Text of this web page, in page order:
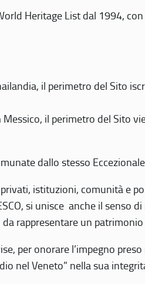
Heritage List dal 1994,
il perimetro del Sito
il perimetro del Sito
dallo stesso
istituzioni, comunità e
si unisce anche il senso
rappresentare un
per onorare l’impegno
nel Veneto” nella sua